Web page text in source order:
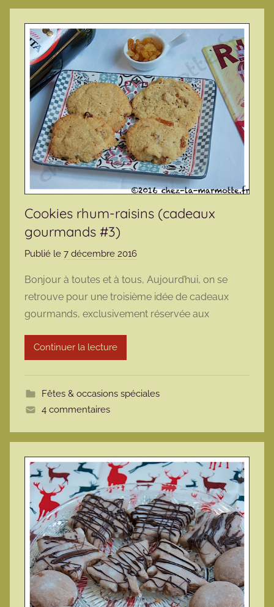
Cookies rhum-raisins (cadeaux
gourmands #3)
Publié le 7 décembre 2016
r
m
a
t
Bonjour à toutes et à tous, Aujourd’hui, on se
retrouve pour une troisième idée de cadeaux
gourmands, exclusivement réservée aux
Continuer la lecture
Fêtes & occasions spéciales
4 commentaires